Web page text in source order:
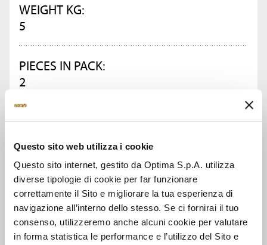
Questo sito web utilizza i cookie
Questo sito internet, gestito da Optima S.p.A. utilizza
diverse tipologie di cookie per far funzionare
correttamente il Sito e migliorare la tua esperienza di
navigazione all’interno dello stesso. Se ci fornirai il tuo
consenso, utilizzeremo anche alcuni cookie per valutare
in forma statistica le performance e l’utilizzo del Sito e
WEIGHT KG:
5
PIECES IN PACK:
2
ASK FOR INFORMATION
DATA SHEET
SEE ALSO